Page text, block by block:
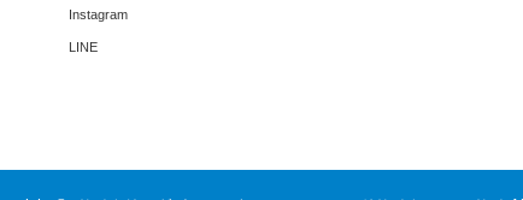
Instagram
LINE